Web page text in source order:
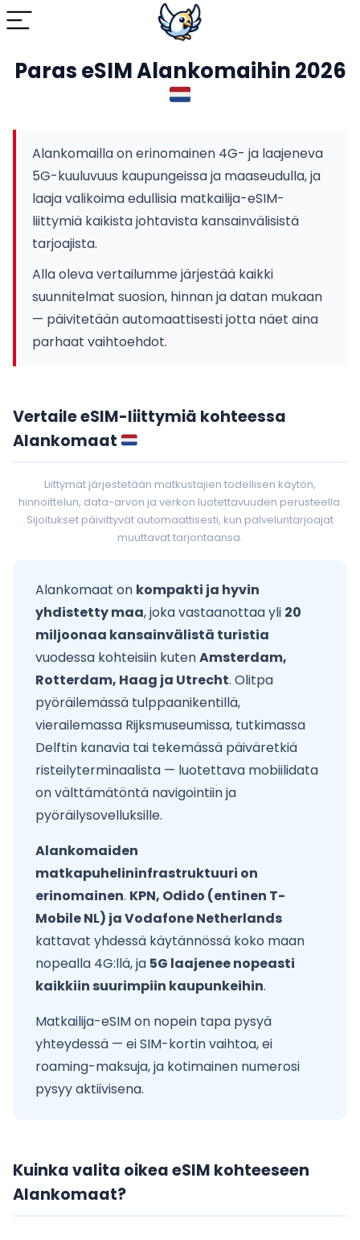
Paras eSIM Alankomaihin 2026
Alankomailla on erinomainen 4G- ja laajeneva
5G-kuuluvuus kaupungeissa ja maaseudulla, ja
laaja valikoima edullisia matkailija-eSIM-
liittymiä kaikista johtavista kansainvälisistä
tarjoajista.
Alla oleva vertailumme järjestää kaikki
suunnitelmat suosion, hinnan ja datan mukaan
— päivitetään automaattisesti jotta näet aina
parhaat vaihtoehdot.
Vertaile eSIM-liittymiä kohteessa
Alankomaat
Liittymät järjestetään matkustajien todellisen käytön,
hinnoittelun, data-arvon ja verkon luotettavuuden perusteella.
Sijoitukset päivittyvät automaattisesti, kun palveluntarjoajat
muuttavat tarjontaansa.
Alankomaat on kompakti ja hyvin
yhdistetty maa, joka vastaanottaa yli 20
miljoonaa kansainvälistä turistia
vuodessa kohteisiin kutenAmsterdam,
Rotterdam, Haag ja Utrecht. Olitpa
pyöräilemässä tulppaanikentillä,
vierailemassa Rijksmuseumissa, tutkimassa
Delftin kanavia tai tekemässä päiväretkiä
risteilyterminaalista — luotettava mobiilidata
on välttämätöntä navigointiin ja
pyöräilysovelluksille.
Alankomaiden
matkapuhelininfrastruktuuri on
erinomainen. KPN, Odido (entinen T-
Mobile NL) ja Vodafone Netherlands
kattavat yhdessä käytännössä koko maan
nopealla 4G:llä, ja 5G laajenee nopeasti
kaikkiin suurimpiin kaupunkeihin.
Matkailija-eSIM on nopein tapa pysyä
yhteydessä — ei SIM-kortin vaihtoa, ei
roaming-maksuja, ja kotimainen numerosi
pysyy aktiivisena.
Kuinka valita oikea eSIM kohteeseen
Alankomaat?